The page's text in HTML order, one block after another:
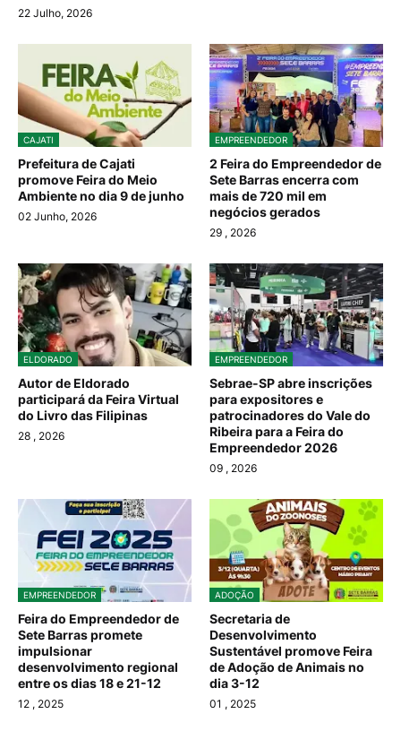
22 Julho, 2026
CAJATI
Prefeitura de Cajati
promove Feira do Meio
Ambiente no dia 9 de junho
02 Junho, 2026
EMPREENDEDOR
2 Feira do Empreendedor de
Sete Barras encerra com
mais de 720 mil em
negócios gerados
29 , 2026
ELDORADO
Autor de Eldorado
participará da Feira Virtual
do Livro das Filipinas
28 , 2026
EMPREENDEDOR
Sebrae-SP abre inscrições
para expositores e
patrocinadores do Vale do
Ribeira para a Feira do
Empreendedor 2026
09 , 2026
EMPREENDEDOR
Feira do Empreendedor de
Sete Barras promete
impulsionar
desenvolvimento regional
entre os dias 18 e 21-12
12 , 2025
ADOÇÃO
Secretaria de
Desenvolvimento
Sustentável promove Feira
de Adoção de Animais no
dia 3-12
01 , 2025